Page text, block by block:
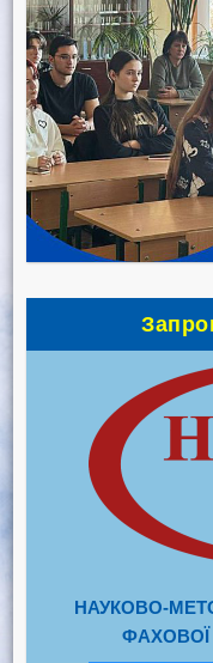
НАУКОВО-
ФАХОВОЇ